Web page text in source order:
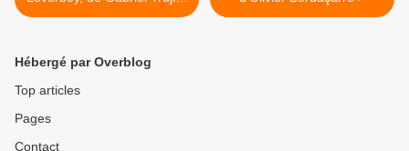
Muñoz
Hébergé par Overblog
Top articles
Pages
Contact